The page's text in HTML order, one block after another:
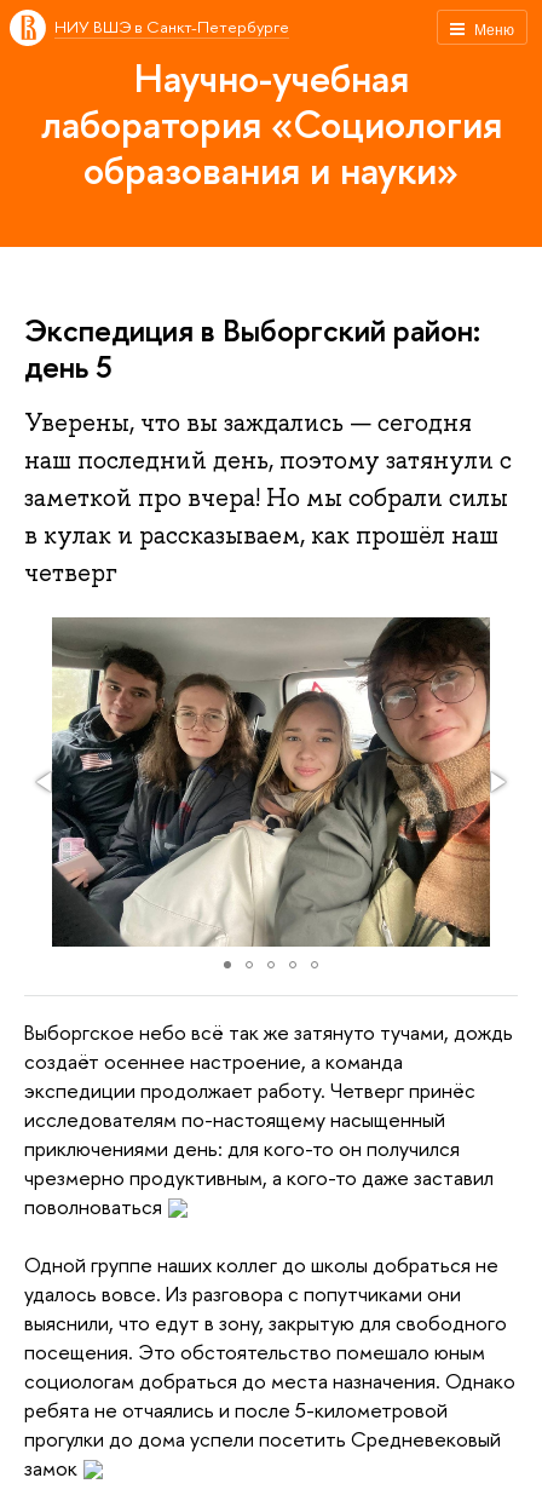
Меню
НИУ ВШЭ в Санкт-Петербурге
Научно-учебная
лаборатория «Социология
образования и науки»
Экспедиция в Выборгский район:
день 5
Уверены, что вы заждались — сегодня
наш последний день, поэтому затянули с
заметкой про вчера! Но мы собрали силы
в кулак и рассказываем, как прошёл наш
четверг
Выборгское небо всё так же затянуто тучами, дождь
создаёт осеннее настроение, а команда
экспедиции продолжает работу. Четверг принёс
исследователям по-настоящему насыщенный
приключениями день: для кого-то он получился
чрезмерно продуктивным, а кого-то даже заставил
поволноваться
Одной группе наших коллег до школы добраться не
удалось вовсе. Из разговора с попутчиками они
выяснили, что едут в зону, закрытую для свободного
посещения. Это обстоятельство помешало юным
социологам добраться до места назначения. Однако
ребята не отчаялись и после 5-километровой
прогулки до дома успели посетить Средневековый
замок